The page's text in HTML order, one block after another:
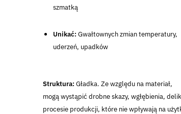
szmatką
Unikać: Gwałtownych zmian temperatury,
uderzeń, upadków
Struktura: Gładka. Ze względu na materiał,
mogą wystąpić drobne skazy, wgłębienia,
procesie produkcji, które nie wpływają na